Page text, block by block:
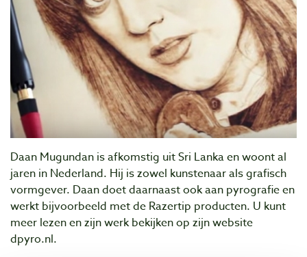
Daan Mugundan is afkomstig uit Sri Lanka en woont al
jaren in Nederland. Hij is zowel kunstenaar als grafisch
vormgever. Daan doet daarnaast ook aan pyrografie en
werkt bijvoorbeeld met de Razertip producten. U kunt
meer lezen en zijn werk bekijken op zijn website
dpyro.nl.